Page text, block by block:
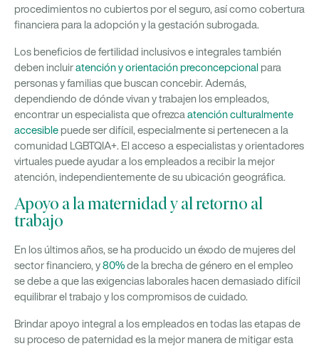
procedimientos no cubiertos por el seguro, así como cobertura
financiera para la adopción y la gestación subrogada.
Los beneficios de fertilidad inclusivos e integrales también
deben incluiratención y orientación preconcepcional para
personas y familias que buscan concebir. Además,
dependiendo de dónde vivan y trabajen los empleados,
encontrar un especialista que ofrezca atención culturalmente
accesible puede ser difícil, especialmente si pertenecen a la
comunidad LGBTQIA+. El acceso a especialistas y orientadores
virtuales puede ayudar a los empleados a recibir la mejor
atención, independientemente de su ubicación geográfica.
Apoyo a la maternidad y al retorno al
trabajo
En los últimos años, se ha producido un éxodo de mujeres del
sector financiero, y80%de la brecha de género en el empleo
se debe a que las exigencias laborales hacen demasiado difícil
equilibrar el trabajo y los compromisos de cuidado.
Brindar apoyo integral a los empleados en todas las etapas de
su proceso de paternidad es la mejor manera de mitigar esta